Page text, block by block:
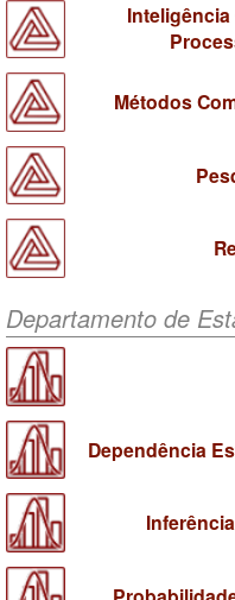
Métodos
Departamento de
Dependência